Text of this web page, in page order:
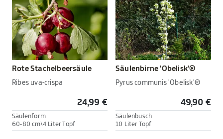
Rote Stachelbeersäule
Ribes uva-crispa
24,99 €
Säulenform
60-80 cm\4 Liter Topf
Säulenbirne 'Obelisk'®
Pyrus communis 'Obelisk'®
49,90 €
Säulenbusch
10 Liter Topf